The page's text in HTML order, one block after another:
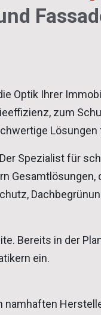
Optik Ihrer
zum
Spezialist für
Bereits in der
ein.
namhaften